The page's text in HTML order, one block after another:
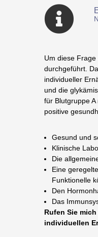
Um diese
durchgeführt.
individueller
und die
für Blutgruppe
positive
Gesund und
Klinische
Die
Eine
Funktionelle
Den
Das
Rufen Sie
individuellen